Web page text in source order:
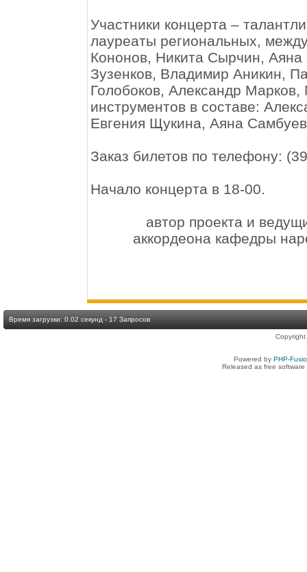
Участники концерта –
лауреаты региональных,
Кононов, Никита Сырчин,
Зузенков, Владимир Аникин,
Голобоков, Александр
инструментов в составе:
Евгения Щукина, Аяна
Заказ билетов по телефону:
Начало концерта в 18-00.
автор проекта и
аккордеона кафедры
Время загрузки: 0.02 секунд - 17 Запросов
Powered by PHP-
Released as free